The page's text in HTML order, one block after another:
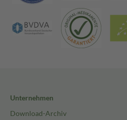
Unternehmen
Download-Archiv